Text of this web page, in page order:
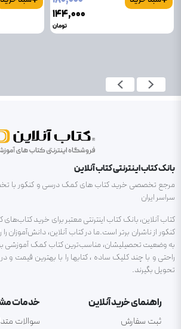
۱۴۴٬۰۰۰
تومان
بانک کتاب اینترنتی کتاب آنلاین
مرجع تخصصی خرید کتاب های کمک درسی و کنکور با
سراسر ایران
کتاب آنلاین، بانک کتاب اینترنتی معتبر برای خرید
کنکور از ناشران برتر است.ما در کتاب آنلاین، دانش‌آموزان
به وضعیت تحصیلیشان، مناسب‌ترین کتاب کمک آموزشی
راحتی و با چند کلیک ساده ، کتابها را با بهترین قیمت و
تحویل بگیرند.
راهنمای خرید آنلاین
ثبت سفارش
خدمات
سوالات